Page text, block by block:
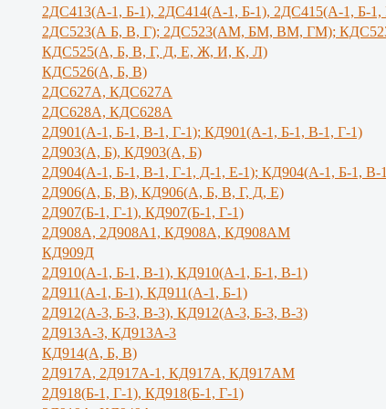
2ДС413(А-1, Б-1), 2ДС414(А-1, Б-1), 2ДС415(А-1,
2ДС523(А Б, В, Г); 2ДС523(АМ, БМ, ВМ, ГМ);
КДС525(А, Б, В, Г, Д, Е, Ж, И, К, Л)
КДС526(А, Б, В)
2ДС627А, КДС627А
2ДС628А, КДС628А
2Д901(А-1, Б-1, В-1, Г-1); КД901(А-1, Б-1, В-1, Г-1)
2Д903(А, Б), КД903(А, Б)
2Д904(А-1, Б-1, В-1, Г-1, Д-1, Е-1); КД904(А-1, Б-1, В-
2Д906(А, Б, В), КД906(А, Б, В, Г, Д, Е)
2Д907(Б-1, Г-1), КД907(Б-1, Г-1)
2Д908А, 2Д908А1, КД908А, КД908АМ
КД909Д
2Д910(А-1, Б-1, В-1), КД910(А-1, Б-1, В-1)
2Д911(А-1, Б-1), КД911(А-1, Б-1)
2Д912(А-3, Б-3, В-3), КД912(А-3, Б-3, В-3)
2Д913А-3, КД913А-3
КД914(А, Б, В)
2Д917А, 2Д917A-1, КД917А, КД917АМ
2Д918(Б-1, Г-1), КД918(Б-1, Г-1)